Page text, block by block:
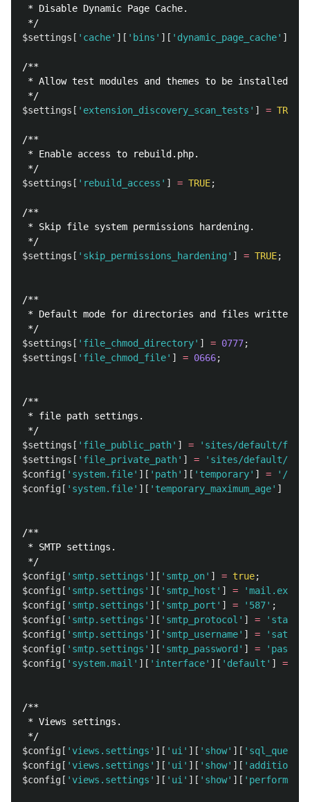
* Disable Dynamic Page Cache.
*/
$settings [ 'cache' ][ 'bins' ][ 'dynamic_page_cache' ]
/**
* Allow test modules and themes to be installed.
*/
$settings [ 'extension_discovery_scan_tests' ] = TRUE
/**
* Enable access to rebuild.php.
*/
$settings [ 'rebuild_access' ] = TRUE;
/**
* Skip file system permissions hardening.
*/
$settings [ 'skip_permissions_hardening' ] = TRUE;
/**
* Default mode for directories and files written
*/
$settings [ 'file_chmod_directory' ] = 0777;
$settings [ 'file_chmod_file' ] = 0666;
/**
* file path settings.
*/
$settings [ 'file_public_path' ] =
'sites/default/
$settings [ 'file_private_path' ] =
'sites/default/
$config[ 'system.file' ][ 'path' ][ 'temporary' ] =
'/tmp'
$config[ 'system.file' ][ 'temporary_maximum_age' ]
/**
* SMTP settings.
*/
$config[ 'smtp.settings' ][ 'smtp_on' ] = true;
$config[ 'smtp.settings' ][ 'smtp_host' ] =
$config[ 'smtp.settings' ][ 'smtp_port' ] = '587' ;
$config[ 'smtp.settings' ][ 'smtp_protocol' ] =
$config[ 'smtp.settings' ][ 'smtp_username' ] =
$config[ 'smtp.settings' ][ 'smtp_password' ] =
$config[ 'system.mail' ][ 'interface' ][ 'default' ] =
/**
* Views settings.
*/
$config[ 'views.settings' ][ 'ui' ][ 'show' ][ 'sql_query'
$config[ 'views.settings' ][ 'ui' ][ 'show' ][
$config[ 'views.settings' ][ 'ui' ][ 'show' ][